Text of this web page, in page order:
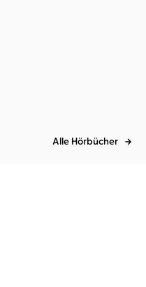
Alle Hörbücher